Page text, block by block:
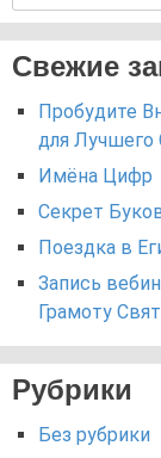
Свежие
Пробудите
для Лучшего
Имёна Цифр
Секрет
Поездка в
Запись
Грамоту
Рубрики
Без рубрики